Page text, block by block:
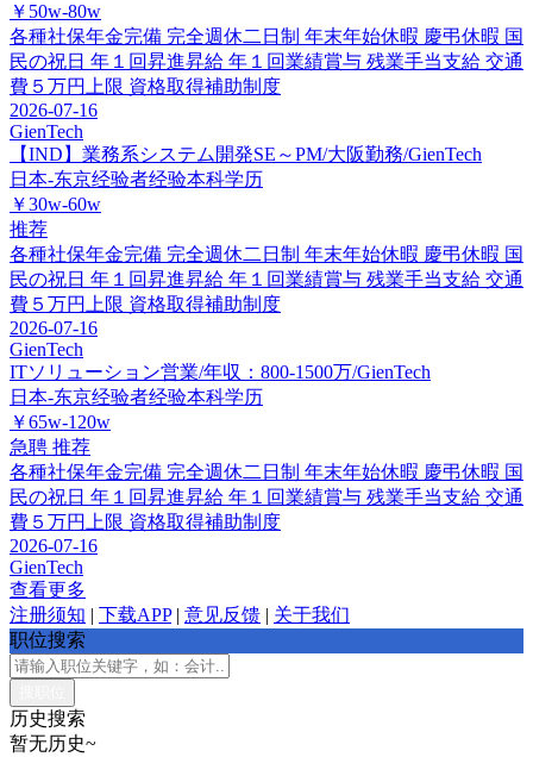
￥50w-80w
各種社保年金完備 完全週休二日制 年末年始休暇 慶弔休暇 国
民の祝日 年１回昇進昇給 年１回業績賞与 残業手当支給 交通
費５万円上限 資格取得補助制度
2026-07-16
GienTech
【IND】業務系システム開発SE～PM/大阪勤務/GienTech
日本-东京经验者经验本科学历
￥30w-60w
推荐
各種社保年金完備 完全週休二日制 年末年始休暇 慶弔休暇 国
民の祝日 年１回昇進昇給 年１回業績賞与 残業手当支給 交通
費５万円上限 資格取得補助制度
2026-07-16
GienTech
ITソリューション営業/年収：800-1500万/GienTech
日本-东京经验者经验本科学历
￥65w-120w
急聘 推荐
各種社保年金完備 完全週休二日制 年末年始休暇 慶弔休暇 国
民の祝日 年１回昇進昇給 年１回業績賞与 残業手当支給 交通
費５万円上限 資格取得補助制度
2026-07-16
GienTech
查看更多
注册须知 | 下载APP | 意见反馈 | 关于我们
职位搜索
历史搜索
暂无历史~